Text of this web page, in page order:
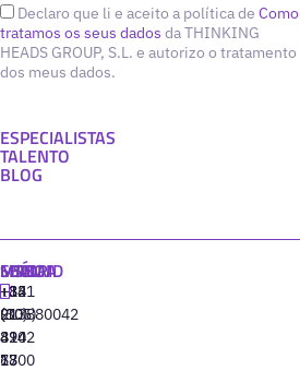
Declaro que li e aceito a política de Como
tratamos os seus dados da THINKING
HEADS GROUP, S.L. e autorizo o tratamento
dos meus dados.
ESPECIALISTAS
TALENTO
BLOG
MADRID
+34
91
310
77
MIAMI
+1
(305)
424
13
SEÚL
+82
(10)
8942
6800
LISBOA
‪+351
213880042